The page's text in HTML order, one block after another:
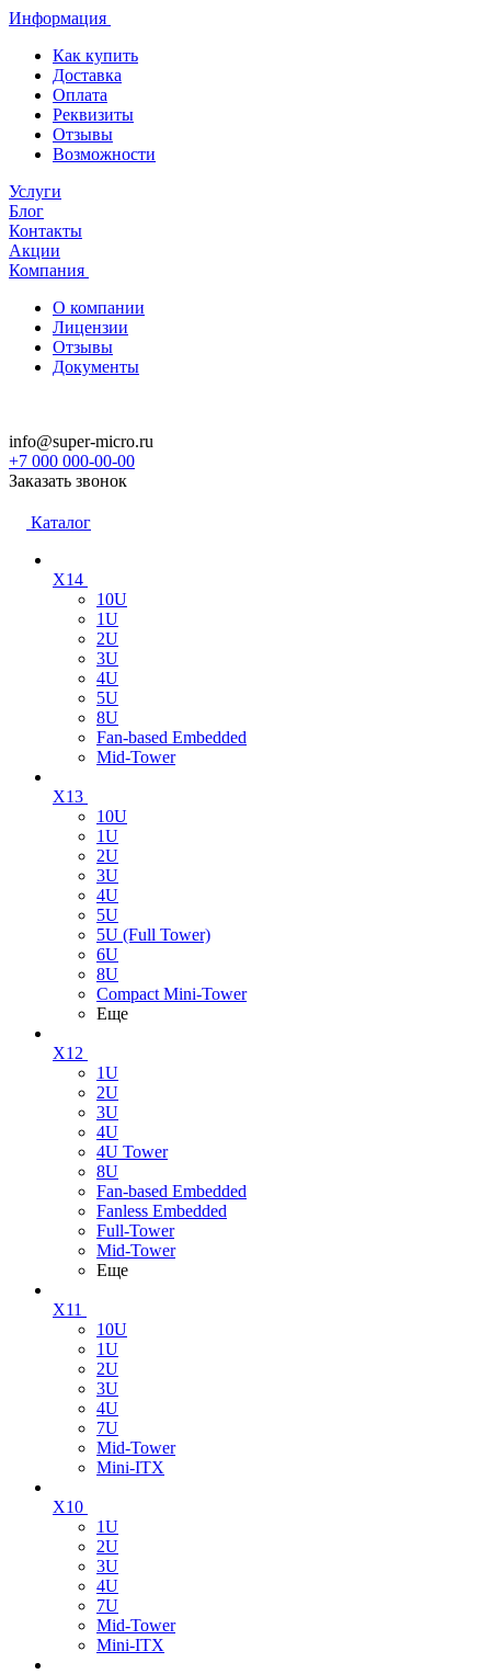
Информация
Как купить
Доставка
Оплата
Реквизиты
Отзывы
Возможности
Услуги
Блог
Контакты
Акции
Компания
О компании
Лицензии
Отзывы
Документы
info@super-micro.ru
+7 000 000-00-00
Заказать звонок
Каталог
X14
10U
1U
2U
3U
4U
5U
8U
Fan-based Embedded
Mid-Tower
X13
10U
1U
2U
3U
4U
5U
5U (Full Tower)
6U
8U
Compact Mini-Tower
Еще
X12
1U
2U
3U
4U
4U Tower
8U
Fan-based Embedded
Fanless Embedded
Full-Tower
Mid-Tower
Еще
X11
10U
1U
2U
3U
4U
7U
Mid-Tower
Mini-ITX
X10
1U
2U
3U
4U
7U
Mid-Tower
Mini-ITX